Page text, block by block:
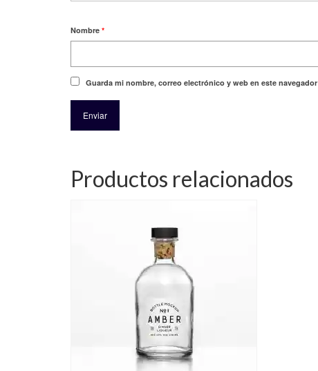
Nombre *
Guarda mi nombre, correo electrónico y web en este
Productos relacionados